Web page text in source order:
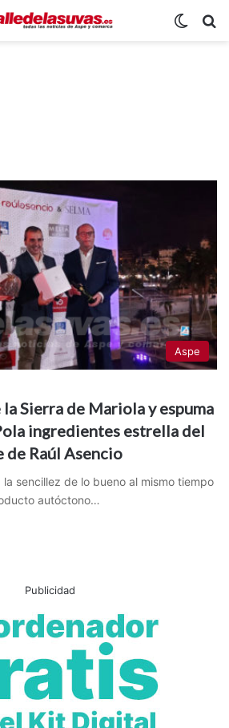
Aspe
Sierra de Mariola y espuma
ingredientes estrella del
de Raúl Asencio
la sencillez de lo bueno al mismo tiempo
autóctono…
Publicidad